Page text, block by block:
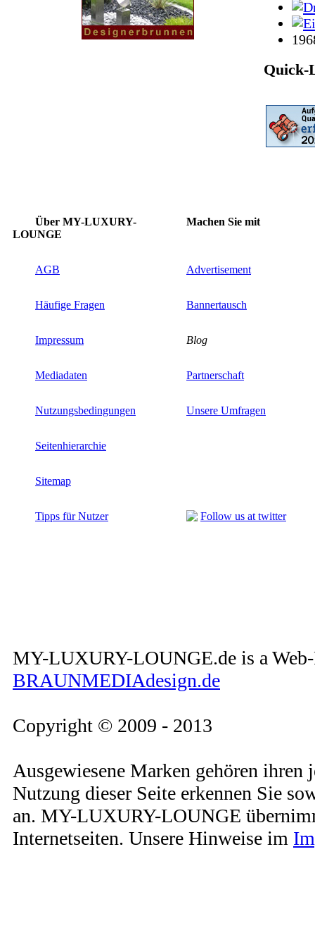
Quick-
Über MY-LUXURY-
LOUNGE
Machen Sie mit
AGB Advertisement
Häufige Fragen Bannertausch
Impressum Blog
Mediadaten Partnerschaft
Nutzungsbedingungen Unsere Umfragen
Seitenhierarchie
Sitemap
Tipps für Nutzer Follow us at twitter
MY-LUXURY-LOUNGE.de is a
BRAUNMEDIAdesign.de
Copyright © 2009 - 2013
Ausgewiesene Marken gehören
Nutzung dieser Seite erkennen Sie
an. MY-LUXURY-LOUNGE
Internetseiten. Unsere Hinweise im